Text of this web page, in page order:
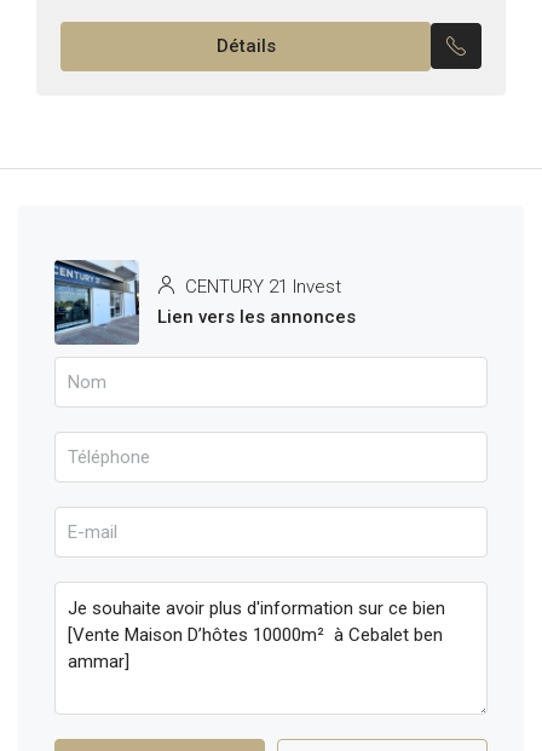
écologique en bois de 200 m², construite en...
Détails
CENTURY 21 Invest
Lien vers les annonces